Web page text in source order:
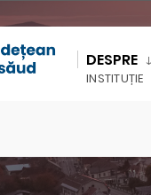
DESPRE
INSTITUȚIE